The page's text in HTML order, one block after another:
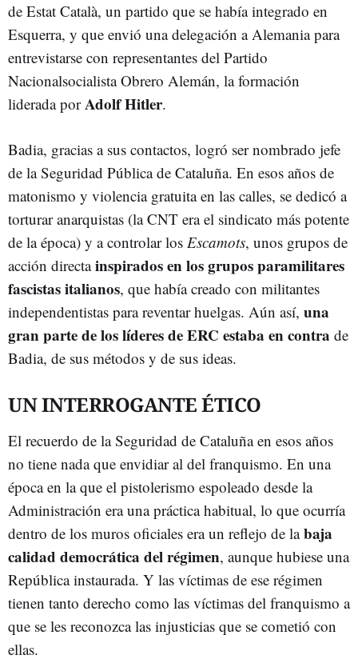
de Estat Català, un partido que se había integrado en
Esquerra, y que envió una delegación a Alemania para
entrevistarse con representantes del Partido
Nacionalsocialista Obrero Alemán, la formación
liderada porAdolf Hitler.
Badia, gracias a sus contactos, logró ser nombrado jefe
de la Seguridad Pública de Cataluña. En esos años de
matonismo y violencia gratuita en las calles, se dedicó a
torturar anarquistas (la CNT era el sindicato más potente
de la época) y a controlar los Escamots, unos grupos de
acción directainspirados en los grupos paramilitares
fascistas italianos, que había creado con militantes
independentistas para reventar huelgas. Aún así, una
gran parte de los líderes de ERC estaba en contra de
Badia, de sus métodos y de sus ideas.
UN INTERROGANTE ÉTICO
El recuerdo de la Seguridad de Cataluña en esos años
no tiene nada que envidiar al del franquismo. En una
época en la que el pistolerismo espoleado desde la
Administración era una práctica habitual, lo que ocurría
dentro de los muros oficiales era un reflejo de labaja
calidad democrática del régimen, aunque hubiese una
República instaurada. Y las víctimas de ese régimen
tienen tanto derecho como las víctimas del franquismo a
que se les reconozca las injusticias que se cometió con
ellas.